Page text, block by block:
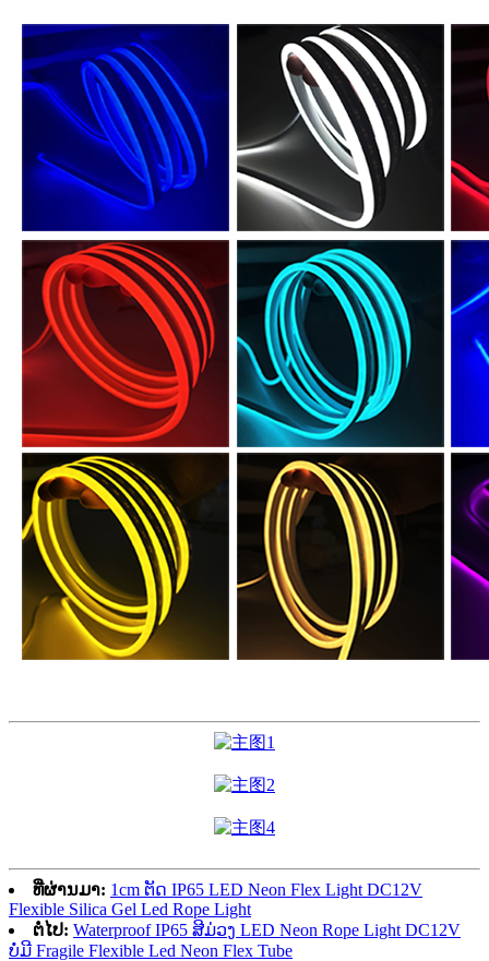
ທີ່ຜ່ານມາ: 1cm ຕັດ IP65 LED Neon Flex Light DC12V
Flexible Silica Gel Led Rope Light
ຕໍ່ໄປ: Waterproof IP65 ສີມ່ວງ LED Neon Rope Light DC12V
ບໍ່ມີ Fragile Flexible Led Neon Flex Tube